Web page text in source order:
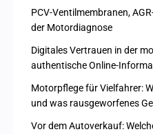
PCV-Ventilmembranen,
der Motordiagnose
Digitales Vertrauen in der
authentische Online-
Motorpflege für Vielfahrer:
und was rausgeworfenes
Vor dem Autoverkauf: